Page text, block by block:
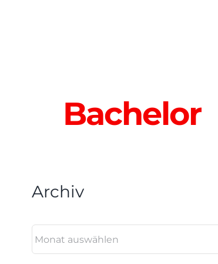
Bachelor
Archiv